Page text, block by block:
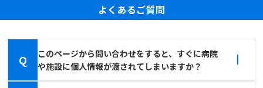
よくあるご質問
Q
このページから問い合わせをすると、すぐに病院
や施設に個人情報が渡されてしまいますか？